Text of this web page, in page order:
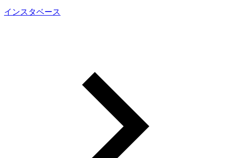
インスタベース